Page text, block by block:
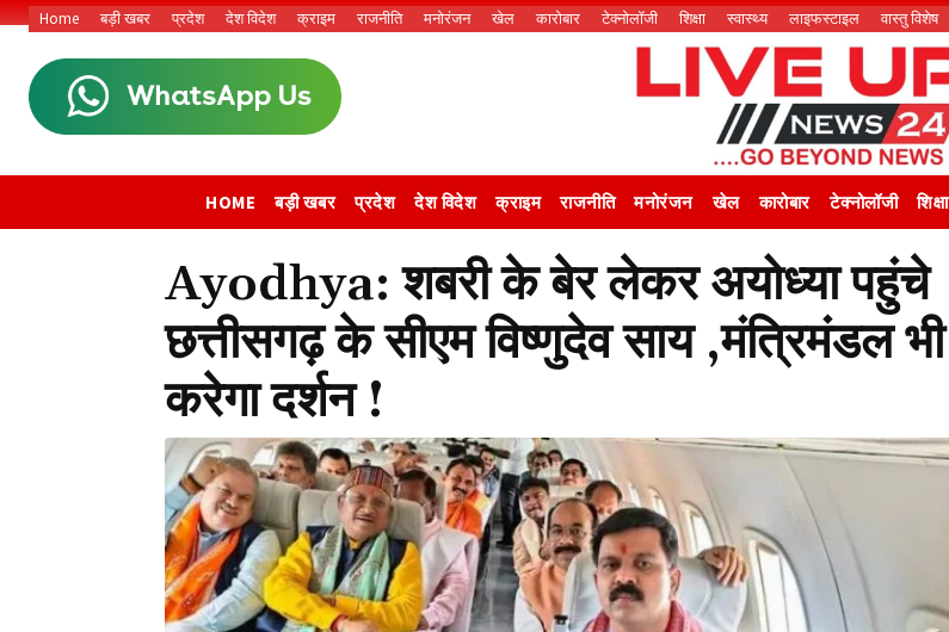
Home बड़ी खबर प्रदेश देश विदेश क्राइम राजनीति मनोरंजन खेल कारोबार टेक्नोलॉजी शिक्षा स्वास्थ्य लाइफस्टाइल वास्तु विशेष
HOME बड़ी खबर प्रदेश देश विदेश क्राइम राजनीति मनोरंजन खेल कारोबार टेक्नोलॉजी शिक्षा
Ayodhya: शबरी के बेर लेकर अयोध्या पहुंचे
छत्तीसगढ़ के सीएम विष्णुदेव साय ,मंत्रिमंडल भी
करेगा दर्शन !